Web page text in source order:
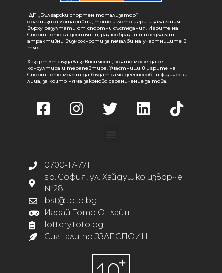
ДП „Български спортен тотализатор“
организира лотарийни, тото и лото игри и залагания
върху резултати от спортни състезания. Игрите на
Спорт Тото са достъпни, разнообразни и предлагат
атрактивни възможности за печалби на участниците в
тях.
Хазартът създава зависимост, която може да се
консултира и терапевтира. Участници в игрите на
Спорт Тото могат да бъдат само дееспособни физически
лица, за които няма законово ограничение за това.
0700-17-771
гр. София, ул. Хайдушко изворче
№28
bst@toto.bg
Играй Тото Онлайн
lottery.toto.bg
Сигнали по ЗЗЛПСПОИН